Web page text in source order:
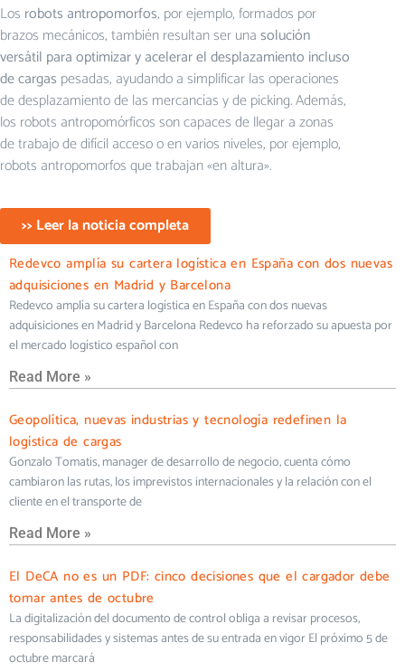
Los robots antropomorfos, por ejemplo, formados por
brazos mecánicos, también resultan ser unasolución
versátil para optimizar y acelerar el desplazamiento incluso
de cargas pesadas, ayudando a simplificar las operaciones
de desplazamiento de las mercancías y de picking. Además,
los robots antropomórficos son capaces de llegar a zonas
de trabajo de difícil acceso o en varios niveles, por ejemplo,
robots antropomorfos que trabajan «en altura».
>> Leer la noticia completa
Redevco amplía su cartera logística en España con dos nuevas
adquisiciones en Madrid y Barcelona
Redevco amplía su cartera logística en España con dos nuevas
adquisiciones en Madrid y Barcelona Redevco ha reforzado su apuesta por
el mercado logístico español con
Read More »
Geopolítica, nuevas industrias y tecnología redefinen la
logística de cargas
Gonzalo Tomatis, manager de desarrollo de negocio, cuenta cómo
cambiaron las rutas, los imprevistos internacionales y la relación con el
cliente en el transporte de
Read More »
El DeCA no es un PDF: cinco decisiones que el cargador debe
tomar antes de octubre
La digitalización del documento de control obliga a revisar procesos,
responsabilidades y sistemas antes de su entrada en vigor El próximo 5 de
octubre marcará